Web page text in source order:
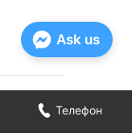
Телефон
Ask us